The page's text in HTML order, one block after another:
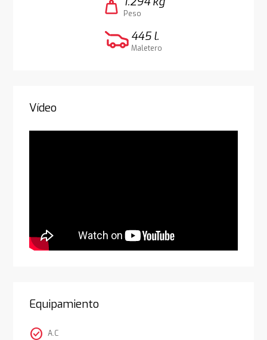
weight Peso
445 l.
Maletero
Vídeo
Equipamiento
check_circle A.C